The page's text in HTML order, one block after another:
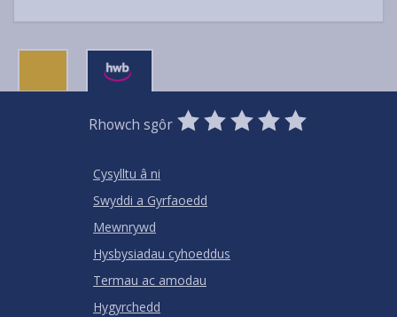
Rhowch sgôr
0
Stars
1
Star
2
Stars
3
Stars
4
Stars
5
Stars
Cysylltu â ni
Swyddi a Gyrfaoedd
Mewnrywd
Hysbysiadau cyhoeddus
Termau ac amodau
Hygyrchedd